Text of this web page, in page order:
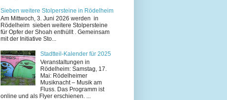
Sieben weitere Stolpersteine in Rödelheim
Am Mittwoch, 3. Juni 2026 werden in
Rödelheim sieben weitere Stolpersteine
für Opfer der Shoah enthüllt . Gemeinsam
mit der Initiative Sto...
Stadtteil-Kalender für 2025
Veranstaltungen in
Rödelheim: Samstag, 17.
Mai: Rödelheimer
Musiknacht – Musik am
Fluss. Das Programm ist
online und als Flyer erschienen. ...